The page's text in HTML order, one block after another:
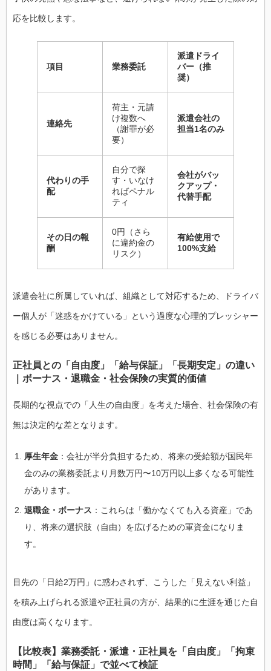
応を比較します。
項目 業務委託
派遣ドライ
バー（推
奨）
連絡先
荷主・元請
け複数へ
（謝罪が必
要）
派遣会社の
担当1名のみ
代わりの手
配
自分で探
す・いなけ
ればペナル
ティ
会社がバッ
クアップ・
代替手配
その日の報
酬
0円（さら
に違約金の
リスク）
有給使用で
100%支給
派遣会社に所属していれば、組織として対応するため、ドライバ
ー個人が「迷惑をかけている」という過度な心理的プレッシャー
を感じる必要はありません。
正社員との「自由度」「給与保証」「長期安定」の違い
｜ボーナス・退職金・社会保険の実質的価値
長期的な視点での「人生の自由度」を考えた場合、社会保険の有
無は決定的な差となります。
厚生年金 ：会社が半分負担するため、将来の受給額が国民年
金のみの業務委託より月数万円〜10万円以上多くなる可能性
があります。
退職金・ボーナス ：これらは「働かなくても入る資産」であ
り、将来の選択肢（自由）を広げるための軍資金になりま
す。
目先の「日給2万円」に惑わされず、こうした「見えない利益」
を積み上げられる派遣や正社員の方が、結果的に生涯を通じた自
由度は高くなります。
【比較表】業務委託・派遣・正社員を「自由度」「拘束
時間」「給与保証」で並べて検証